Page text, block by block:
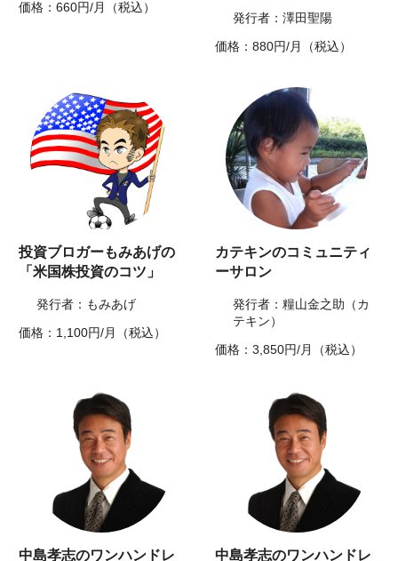
価格：660円/月（税込）
発行者：澤田聖陽
価格：880円/月（税込）
投資ブロガーもみあげの
「米国株投資のコツ」
発行者：もみあげ
価格：1,100円/月（税込）
カテキンのコミュニティ
ーサロン
発行者：糧山金之助（カ
テキン）
価格：3,850円/月（税込）
中島孝志のワンハンドレ
中島孝志のワンハンドレ